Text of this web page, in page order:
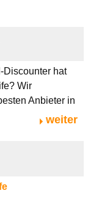
Discounter hat
Wir
Anbieter in
weiter